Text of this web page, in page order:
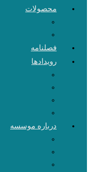
محصولات
فصلنامه
رویدادها
درباره موسسه